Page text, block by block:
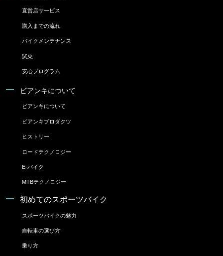
直営店サービス
購入までの流れ
バイクメンテナンス
試乗
安心プログラム
ビアンキについて
ビアンキについて
ビアンキプロダクツ
ヒストリー
ロードテクノロジー
E-バイク
MTBテクノロジー
初めてのスポーツバイク
スポーツバイクの魅力
自転車の選び方
乗り方